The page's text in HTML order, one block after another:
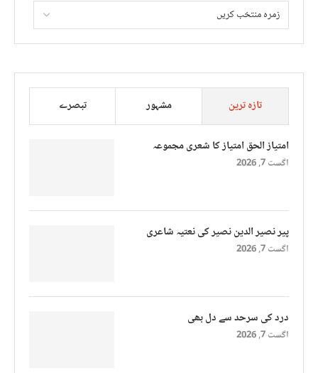
تازہ ترین مشہور تبصرے
امتیاز الحق امتیاز کا شعری مجموعہ
اگست 7, 2026
پیر نصیر الدین نصیر کی نعتیہ شاعری
اگست 7, 2026
درد کی سرحد سے دل بھی
اگست 7, 2026